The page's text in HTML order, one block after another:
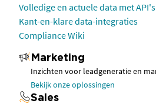
Volledige en actuele data met API's
Kant-en-klare data-integraties
Compliance Wiki
Marketing
Inzichten voor leadgeneratie en
Bekijk onze oplossingen
Sales